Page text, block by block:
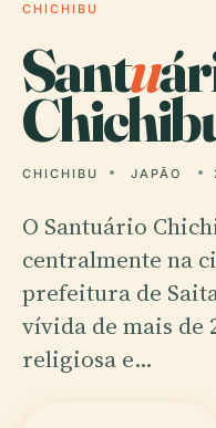
CHICHIBU
Santu
CHICHIBU JAPÃO
O Santuário
centralmente na
prefeitura de
vívida de mais de
religiosa e…